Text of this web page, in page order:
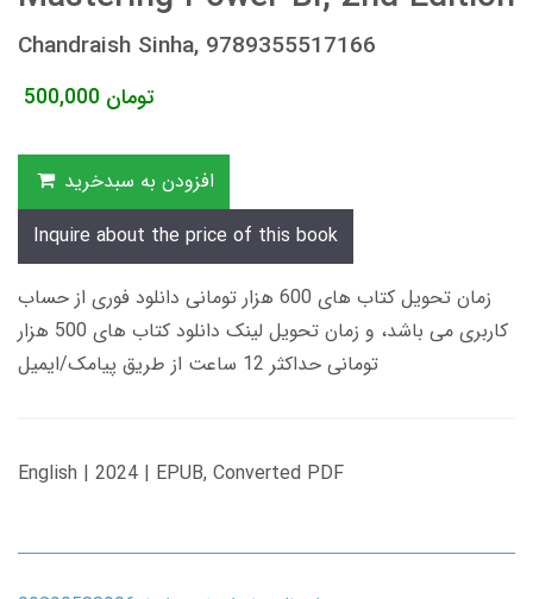
Chandraish Sinha, 9789355517166
500,000 تومان
افزودن به سبدخرید
Inquire about the price of this book
زمان تحویل کتاب های 600 هزار تومانی دانلود فوری از حساب
کاربری می باشد، و زمان تحویل لینک دانلود کتاب های 500 هزار
تومانی حداکثر 12 ساعت از طریق پیامک/ایمیل
English | 2024 | EPUB, Converted PDF